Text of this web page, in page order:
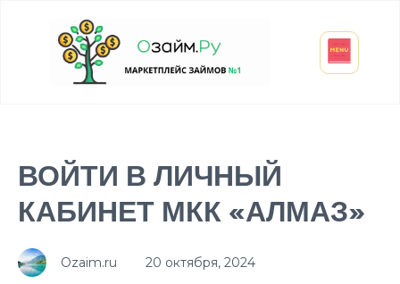
ВОЙТИ В ЛИЧНЫЙ
КАБИНЕТ МКК «АЛМАЗ»
Ozaim.ru 20 октября, 2024